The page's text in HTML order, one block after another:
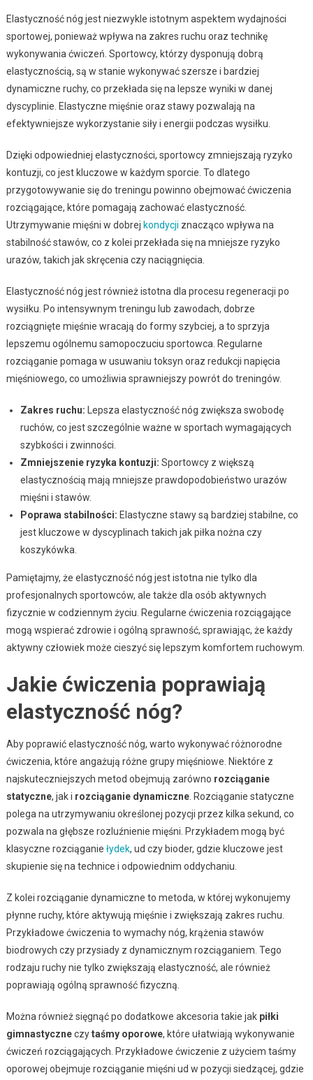
Elastyczność nóg jest niezwykle istotnym aspektem wydajności
sportowej, ponieważ wpływa na zakres ruchu oraz technikę
wykonywania ćwiczeń. Sportowcy, którzy dysponują dobrą
elastycznością, są w stanie wykonywać szersze i bardziej
dynamiczne ruchy, co przekłada się na lepsze wyniki w danej
dyscyplinie. Elastyczne mięśnie oraz stawy pozwalają na
efektywniejsze wykorzystanie siły i energii podczas wysiłku.
Dzięki odpowiedniej elastyczności, sportowcy zmniejszają ryzyko
kontuzji, co jest kluczowe w każdym sporcie. To dlatego
przygotowywanie się do treningu powinno obejmować ćwiczenia
rozciągające, które pomagają zachować elastyczność.
Utrzymywanie mięśni w dobrej kondycji znacząco wpływa na
stabilność stawów, co z kolei przekłada się na mniejsze ryzyko
urazów, takich jak skręcenia czy naciągnięcia.
Elastyczność nóg jest również istotna dla procesu regeneracji po
wysiłku. Po intensywnym treningu lub zawodach, dobrze
rozciągnięte mięśnie wracają do formy szybciej, a to sprzyja
lepszemu ogólnemu samopoczuciu sportowca. Regularne
rozciąganie pomaga w usuwaniu toksyn oraz redukcji napięcia
mięśniowego, co umożliwia sprawniejszy powrót do treningów.
Zakres ruchu: Lepsza elastyczność nóg zwiększa swobodę
ruchów, co jest szczególnie ważne w sportach wymagających
szybkości i zwinności.
Zmniejszenie ryzyka kontuzji: Sportowcy z większą
elastycznością mają mniejsze prawdopodobieństwo urazów
mięśni i stawów.
Poprawa stabilności: Elastyczne stawy są bardziej stabilne, co
jest kluczowe w dyscyplinach takich jak piłka nożna czy
koszykówka.
Pamiętajmy, że elastyczność nóg jest istotna nie tylko dla
profesjonalnych sportowców, ale także dla osób aktywnych
fizycznie w codziennym życiu. Regularne ćwiczenia rozciągające
mogą wspierać zdrowie i ogólną sprawność, sprawiając, że każdy
aktywny człowiek może cieszyć się lepszym komfortem ruchowym.
Jakie ćwiczenia poprawiają
elastyczność nóg?
Aby poprawić elastyczność nóg, warto wykonywać różnorodne
ćwiczenia, które angażują różne grupy mięśniowe. Niektóre z
najskuteczniejszych metod obejmują zarówno rozciąganie
statyczne, jak i rozciąganie dynamiczne. Rozciąganie statyczne
polega na utrzymywaniu określonej pozycji przez kilka sekund, co
pozwala na głębsze rozluźnienie mięśni. Przykładem mogą być
klasyczne rozciąganie łydek, ud czy bioder, gdzie kluczowe jest
skupienie się na technice i odpowiednim oddychaniu.
Z kolei rozciąganie dynamiczne to metoda, w której wykonujemy
płynne ruchy, które aktywują mięśnie i zwiększają zakres ruchu.
Przykładowe ćwiczenia to wymachy nóg, krążenia stawów
biodrowych czy przysiady z dynamicznym rozciąganiem. Tego
rodzaju ruchy nie tylko zwiększają elastyczność, ale również
poprawiają ogólną sprawność fizyczną.
Można również sięgnąć po dodatkowe akcesoria takie jak piłki
gimnastyczneczytaśmy oporowe, które ułatwiają wykonywanie
ćwiczeń rozciągających. Przykładowe ćwiczenie z użyciem taśmy
oporowej obejmuje rozciąganie mięśni ud w pozycji siedzącej, gdzie